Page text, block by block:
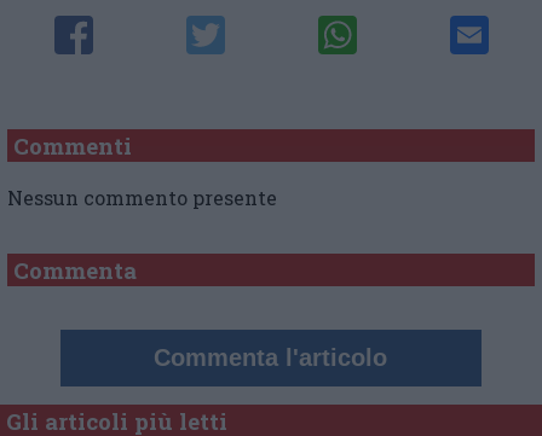
Commenti
Nessun commento presente
Commenta
Commenta l'articolo
Gli articoli più letti